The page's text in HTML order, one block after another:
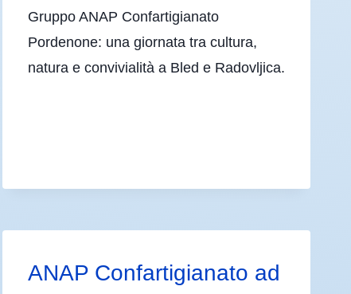
Gruppo ANAP Confartigianato
Pordenone: una giornata tra cultura,
natura e convivialità a Bled e Radovljica.
ANAP Confartigianato ad